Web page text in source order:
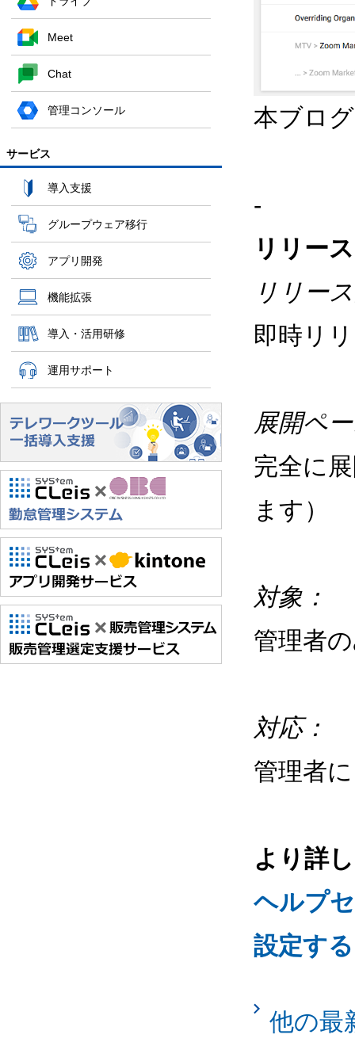
Meet
Chat
管理コンソール
サービス
導入支援
グループウェア移行
アプリ開発
機能拡張
導入・活用研修
運用サポート
本ブロ
-
リリー
リリー
即時リ
展開ペ
完全に
ます）
対象：
管理者
対応：
管理者
より詳
ヘルプ
設定する
他の最